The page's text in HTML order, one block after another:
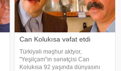
Can Kolukısa vəfat etdi
Türkiyəli məşhur aktyor,
"Yeşilçam"ın sənətçisi Can
Kolukısa 92 yaşında dünyasını